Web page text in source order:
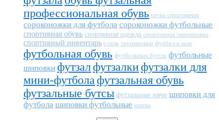
профессиональная обувь сетка спортивная
сороконожки для футбола сороконожки футбольные
спортивная обувь спортивная одежда спортивная экипировка
спортивный инвентарь стиль тренировки футбол в зале
футбольная обувь футбольные бутсы футбольные
шиповки футзалфутзалкифутзалки для
мини-футбола футзальная обувь
футзальные бутсы футзальные мячи шиповки для
футбола шиповки футбольные шипы